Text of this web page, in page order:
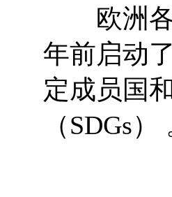
欧洲各
年前启动
定成员国
（SDGs